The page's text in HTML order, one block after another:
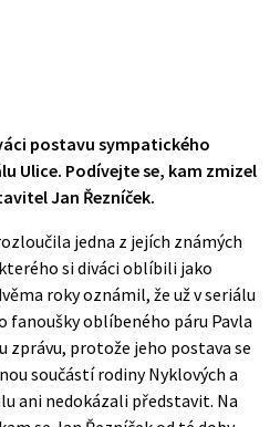
postavu sympatického
Ulice. Podívejte se, kam zmizel
Jan Řezníček.
jedna z jejích známých
si diváci oblíbili jako
roky oznámil, že už v seriálu
fanoušky oblíbeného páru Pavla
zprávu, protože jeho postava se
součástí rodiny Nyklových a
ani nedokázali představit. Na